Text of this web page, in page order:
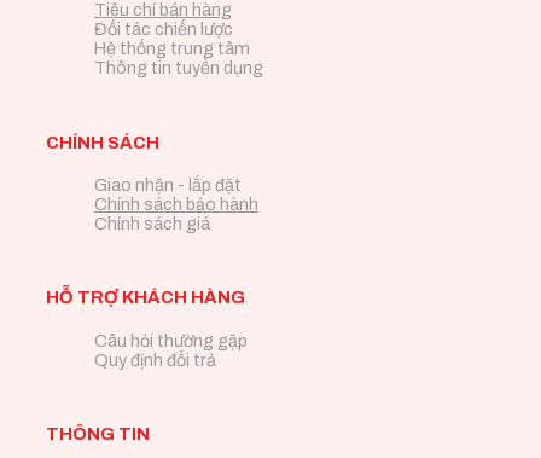
Tiêu chí bán hàng
Đối tác chiến lược
Hệ thống trung tâm
Thông tin tuyển dụng
CHÍNH SÁCH
Giao nhận - lắp đặt
Chính sách bảo hành
Chính sách giá
HỖ TRỢ KHÁCH HÀNG
Câu hỏi thường gặp
Quy định đổi trả
THÔNG TIN